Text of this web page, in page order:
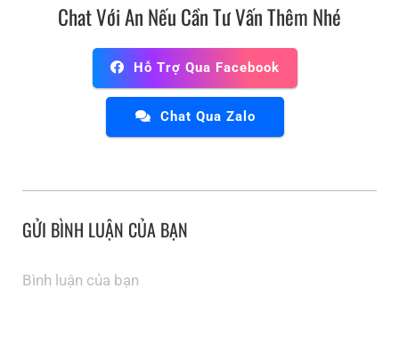
Chat Với An Nếu Cần Tư Vấn Thêm Nhé
Hỗ Trợ Qua Facebook
Chat Qua Zalo
GỬI BÌNH LUẬN CỦA BẠN